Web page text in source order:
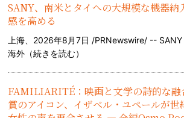
SANY、南米とタイへの大規模な機器納
感を高める
上海、2026年8月7日 /PRNewswire/ -- SANY
海外（続きを読む）
FAMILIARITÉ：映画と文学の詩的な融
賞のアイコン、イザベル・ユペールが